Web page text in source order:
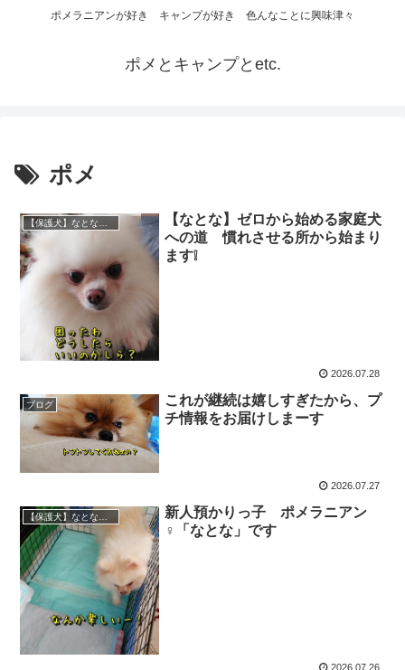
ポメラニアンが好き キャンプが好き 色んなことに興味津々
ポメとキャンプとetc.
ポメ
【なとな】ゼロから始める家庭犬
への道 慣れさせる所から始まり
ます❕
2026.07.28
ブログ
これが継続は嬉しすぎたから、プ
チ情報をお届けしまーす
2026.07.27
新人預かりっ子 ポメラニアン
♀「なとな」です
2026.07.26